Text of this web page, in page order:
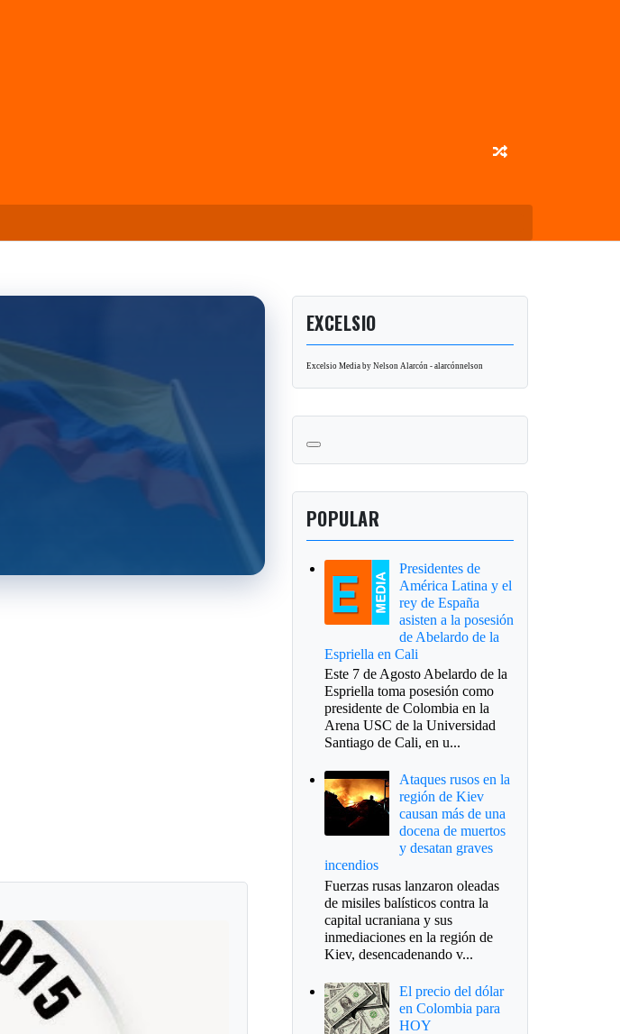
EXCELSIO
Excelsio Media by Nelson Alarcón - alarcónnelson
POPULAR
Presidentes de
América Latina y el
rey de España
asisten a la posesión
de Abelardo de la
Espriella en Cali
Este 7 de Agosto Abelardo de la
Espriella toma posesión como
presidente de Colombia en la
Arena USC de la Universidad
Santiago de Cali, en u...
Ataques rusos en la
región de Kiev
causan más de una
docena de muertos
y desatan graves
incendios
Fuerzas rusas lanzaron oleadas
de misiles balísticos contra la
capital ucraniana y sus
inmediaciones en la región de
Kiev, desencadenando v...
El precio del dólar
en Colombia para
HOY